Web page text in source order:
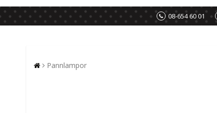
08-654 60 01
Pannlampor